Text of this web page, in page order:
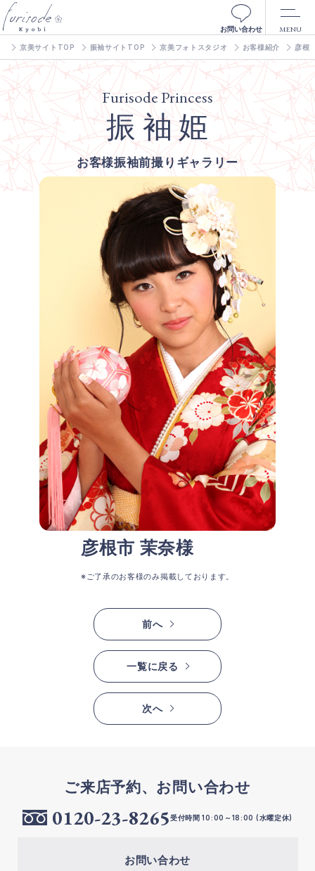
MENU
お問い合わせ
京美サイトTOP 振袖サイトTOP 京美フォトスタジオ お客様紹介 彦根
Furisode Princess
振 袖 姫
お客様振袖前撮りギャラリー
彦根市 茉奈様
※ご了承のお客様のみ掲載しております。
前へ
一覧に戻る
次へ
ご来店予約、お問い合わせ
お問い合わせ
0120-23-8265受付時間 10:00～18:00 (水曜定休)